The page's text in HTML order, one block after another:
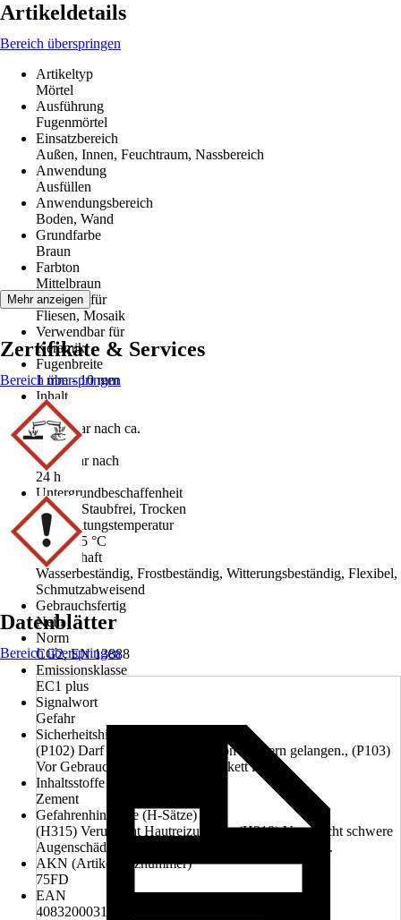
Artikeldetails
Bereich überspringen
Artikeltyp
Mörtel
Ausführung
Fugenmörtel
Einsatzbereich
Außen, Innen, Feuchtraum, Nassbereich
Anwendung
Ausfüllen
Anwendungsbereich
Boden, Wand
Grundfarbe
Braun
Farbton
Mittelbraun
Geeignet für
Fliesen, Mosaik
Verwendbar für
Keramik
Fugenbreite
1 mm - 10 mm
Inhalt
4 kg
Begehbar nach ca.
2 h
Belastbar nach
24 h
Untergrundbeschaffenheit
Sauber, Staubfrei, Trocken
Verarbeitungstemperatur
5 °C - 25 °C
Eigenschaft
Wasserbeständig, Frostbeständig, Witterungsbeständig, Flexibel,
Schmutzabweisend
Gebrauchsfertig
Nein
Norm
CG2, EN 13888
Emissionsklasse
EC1 plus
Signalwort
Gefahr
Sicherheitshinweise (P-Sätze)
(P102) Darf nicht in die Hände von Kindern gelangen., (P103)
Vor Gebrauch Kennzeichnungsetikett lesen.
Inhaltsstoffe
Zement
Gefahrenhinweise (H-Sätze)
(H315) Verursacht Hautreizungen., (H318) Verursacht schwere
Augenschäden., (H335) Kann die Atemwege reizen.
AKN (Artikelkurznummer)
75FD
EAN
4083200031322
Mehr anzeigen
Zertifikate & Services
Bereich überspringen
Datenblätter
Bereich überspringen